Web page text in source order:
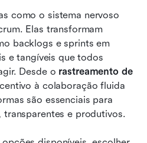
como o sistema nervoso
Elas transformam
backlogs e sprints em
e tangíveis que todos
Desde o rastreamento de
à colaboração fluida
são essenciais para
e produtivos.